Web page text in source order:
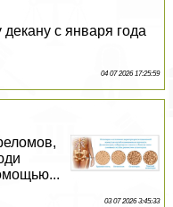
с января года
04 07 2026 17:25:59
03 07 2026 3:45:33